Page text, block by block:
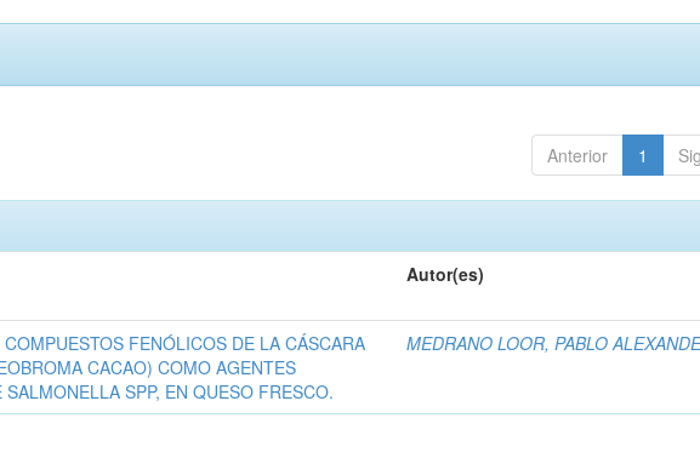
Anterior 1
Autor(es)
FENÓLICOS DE LA CÁSCARA
CACAO) COMO AGENTES
SALMONELLA SPP, EN QUESO FRESCO.
MEDRANO LOOR, PABLO